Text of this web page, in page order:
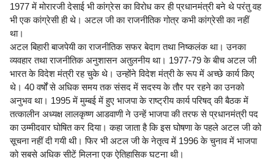
1977 में मोरारजी देसाई भी कांग्रेस का विरोध कर ही प्रधानमंत्री बने थे परंतु वह
भी एक कांग्रेसी ही थे। अटल जी का राजनीतिक गोत्र कभी कांग्रेसी का नहीं
था।
अटल बिहारी बाजपेयी का राजनीतिक सफर बेदाग तथा निष्कलंक था। उनका
व्यवहार तथा राजनीतिक अनुशासन अतुलनीय था। 1977-79 के बीच अटल जी
भारत के विदेश मंत्री रह चुके थे। उन्होंने विदेश मंत्री के रूप में अच्छे कार्य किए
थे। 40 वर्षों से अधिक समय तक संसद में सदस्य के तौर पर रहने का उनको
अनुभव था। 1995 में मुम्बई में हुए भाजपा के राष्ट्रीय कार्य परिषद् की बैठक में
तत्कालीन अध्यक्ष लालकृष्ण आडवाणी ने उन्हें भाजपा की तरफ से प्रधानमंत्री पद
का उम्मीदवार घोषित कर दिया। कहा जाता है कि इस घोषणा के पहले अटल जी को
सूचना नहीं दी गयी थी। फिर भी अटल जी के नेतृत्व में 1996 के चुनाव में भाजपा
को सबसे अधिक सीटें मिलना एक ऐतिहासिक घटना थी।